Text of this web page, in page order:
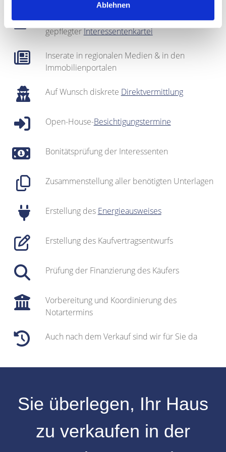
Ablehnen
Regionales Netzwerk inklusive sehr gut
gepflegterInteressentenkartei
Inserate in regionalen Medien & in den
Immobilienportalen
Auf Wunsch diskrete Direktvermittlung
Open-House-Besichtigungstermine
Bonitätsprüfung der Interessenten
Zusammenstellung aller benötigten Unterlagen
Erstellung des Energieausweises
Erstellung des Kaufvertragsentwurfs
Prüfung der Finanzierung des Käufers
Vorbereitung und Koordinierung des
Notartermins
Auch nach dem Verkauf sind wir für Sie da
Sie überlegen, Ihr Haus
zu verkaufen in der